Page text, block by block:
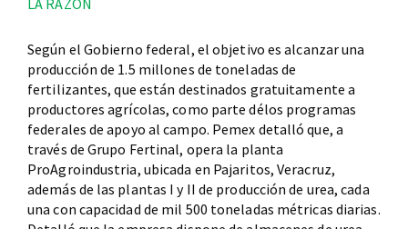
LA RAZÓN
Según el Gobierno federal, el objetivo es alcanzar una
producción de 1.5 millones de toneladas de
fertilizantes, que están destinados gratuitamente a
productores agrícolas, como parte délos programas
federales de apoyo al campo. Pemex detalló que, a
través de Grupo Fertinal, opera la planta
ProAgroindustria, ubicada en Pajaritos, Veracruz,
además de las plantas I y II de producción de urea, cada
una con capacidad de mil 500 toneladas métricas diarias.